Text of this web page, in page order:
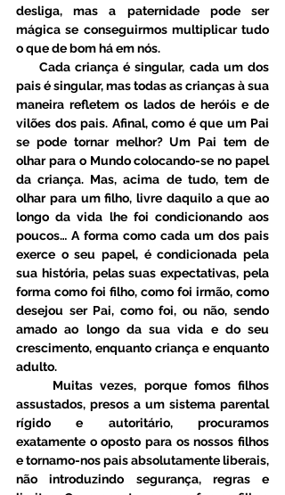
desliga, mas a paternidade pode ser
mágica se conseguirmos multiplicar tudo
o que de bom há em nós.
pais é singular, mas todas as crianças à sua
maneira refletem os lados de heróis e de
vilões dos pais. Afinal, como é que um Pai
se pode tornar melhor? Um Pai tem de
olhar para o Mundo colocando-se no papel
da criança. Mas, acima de tudo, tem de
olhar para um filho, livre daquilo a que ao
longo da vida lhe foi condicionando aos
poucos… A forma como cada um dos pais
exerce o seu papel, é condicionada pela
sua história, pelas suas expectativas, pela
forma como foi filho, como foi irmão, como
desejou ser Pai, como foi, ou não, sendo
amado ao longo da sua vida e do seu
crescimento, enquanto criança e enquanto
adulto.
assustados, presos a um sistema parental
rígido e autoritário, procuramos
exatamente o oposto para os nossos filhos
e tornamo-nos pais absolutamente liberais,
não introduzindo segurança, regras e